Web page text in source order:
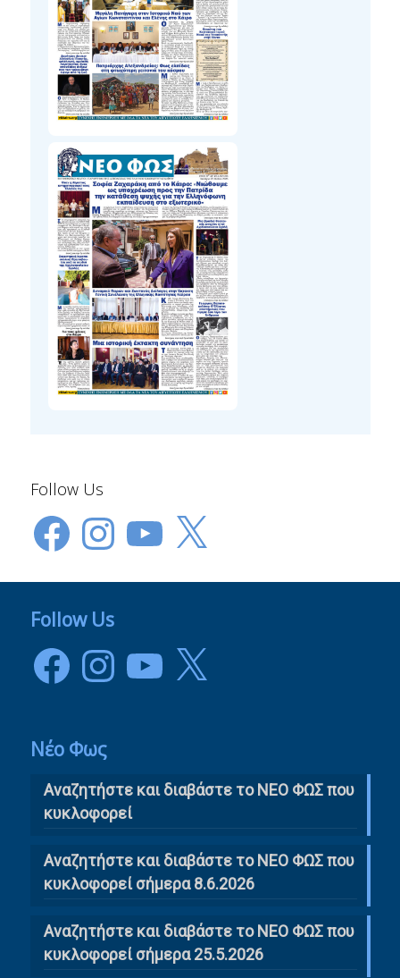
Follow Us
FacebookInstagramYouTube
X
Follow Us
FacebookInstagramYouTube
X
Νέο Φως
Αναζητήστε και διαβάστε το NΕΟ ΦΩΣ που
κυκλοφορεί
Αναζητήστε και διαβάστε το ΝΕΟ ΦΩΣ που
κυκλοφορεί σήμερα 8.6.2026
Αναζητήστε και διαβάστε το ΝΕΟ ΦΩΣ που
κυκλοφορεί σήμερα 25.5.2026